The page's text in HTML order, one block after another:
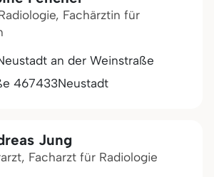
Fachärztin für
an der Weinstraße
467433Neustadt
Jung
Facharzt für Radiologie